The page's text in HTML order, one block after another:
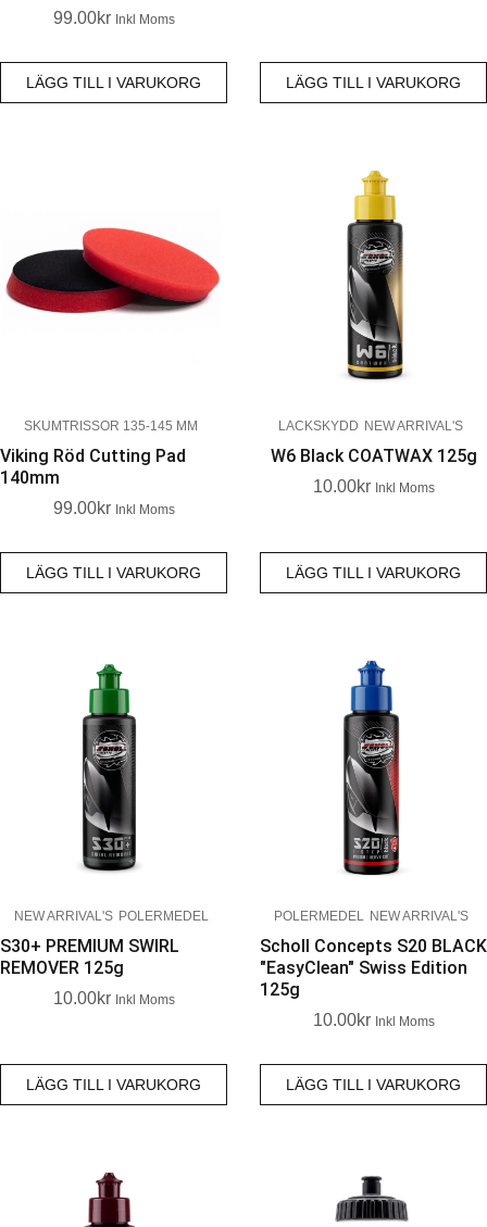
99.00Kr Inkl Moms
LÄGG TILL I VARUKORG LÄGG TILL I VARUKORG
SKUMTRISSOR 135-145 MM
Viking Röd Cutting Pad
140mm
99.00Kr Inkl Moms
LÄGG TILL I VARUKORG
LACKSKYDD NEW ARRIVAL'S
W6 Black COATWAX 125g
10.00Kr Inkl Moms
LÄGG TILL I VARUKORG
NEW ARRIVAL'S POLERMEDEL
S30+ PREMIUM SWIRL
REMOVER 125g
10.00Kr Inkl Moms
LÄGG TILL I VARUKORG
POLERMEDEL NEW ARRIVAL'S
Scholl Concepts S20 BLACK
"EasyClean" Swiss Edition
125g
10.00Kr Inkl Moms
LÄGG TILL I VARUKORG